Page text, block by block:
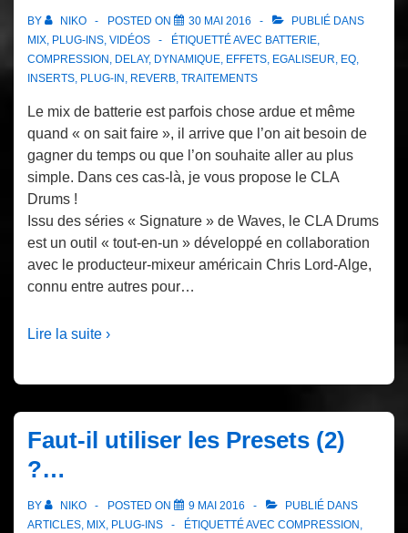
BY NIKO POSTED ON 30 MAI 2016
PUBLIÉ DANS
MIX, PLUG-INS, VIDÉOS ÉTIQUETTÉ AVEC BATTERIE,
COMPRESSION , DELAY, DYNAMIQUE, EFFETS, EGALISEUR, EQ,
INSERTS, PLUG-IN , REVERB, TRAITEMENTS
Le mix de batterie est parfois chose ardue et même
quand « on sait faire », il arrive que l’on ait besoin de
gagner du temps ou que l’on souhaite aller au plus
simple. Dans ces cas-là, je vous propose le CLA
Drums !
Issu des séries « Signature » de Waves, le CLA Drums
est un outil « tout-en-un » développé en collaboration
avec le producteur-mixeur américain Chris Lord-Alge,
connu entre autres pour…
Lire la suite ›
Faut-il utiliser les Presets (2)
?…
BY NIKO POSTED ON 9 MAI 2016
PUBLIÉ DANS
ARTICLES, MIX, PLUG-INS ÉTIQUETTÉ AVEC COMPRESSION ,